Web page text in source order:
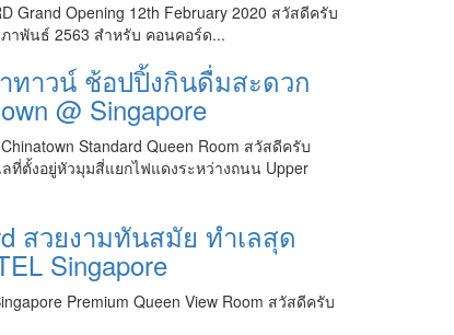
Grand Opening 12th February 2020 สวัสดีครับ
าพันธ์ 2563 สำหรับ คอนคอร์ด...
ทาวน์ ช้อปปิ้งกินดื่มสะดวก
@ Singapore
Standard Queen Room สวัสดีครับ
ที่ตั้งอยู่หัวมุมสี่แยกไฟแดงระหว่างถนน Upper
สวยงามทันสมัย ทำเลสุด
Singapore
Premium Queen View Room สวัสดีครับ